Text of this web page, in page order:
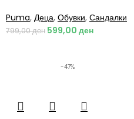
Puma, Деца, Обувки, Сандалки
799,00ден 599,00 ден
-47%